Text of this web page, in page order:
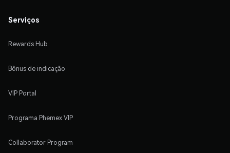
Serviços
Rewards Hub
Bônus de indicação
VIP Portal
Programa Phemex VIP
Collaborator Program